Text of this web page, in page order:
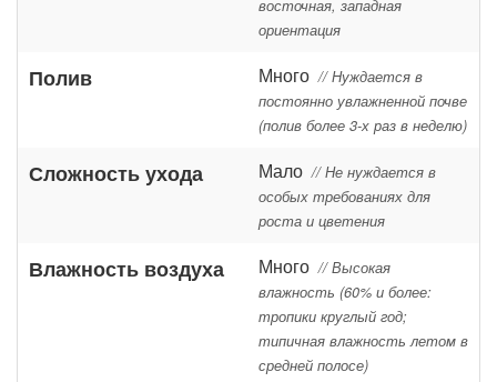
восточная, западная
ориентация
Полив Много // Нуждается в
постоянно увлажненной почве
(полив более 3-х раз в неделю)
Сложность ухода Мало // Не нуждается в
особых требованиях для
роста и цветения
Влажность воздуха Много // Высокая
влажность (60% и более:
тропики круглый год;
типичная влажность летом в
средней полосе)